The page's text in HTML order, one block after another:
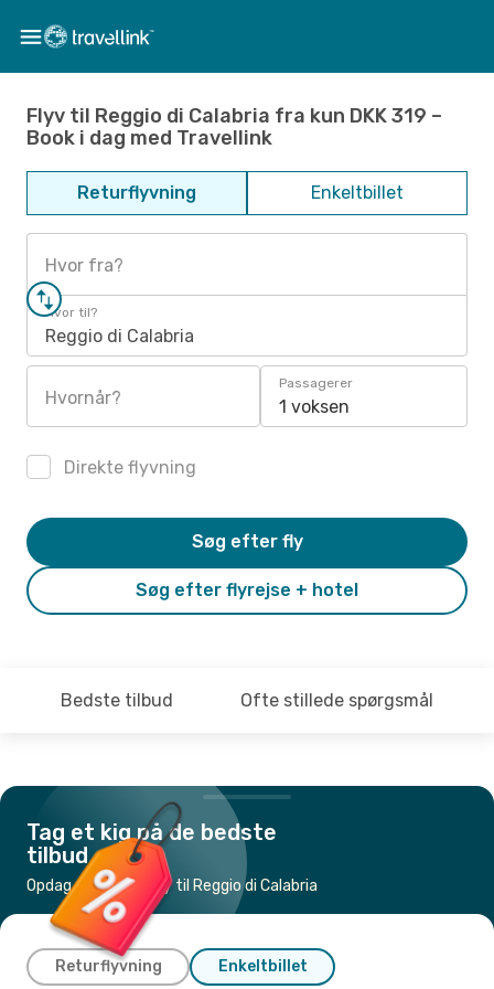
Flyv til Reggio di Calabria fra kun DKK 319 –
Book i dag med Travellink
Returflyvning Enkeltbillet
Hvor fra?
Hvor til?
Reggio di Calabria
Hvornår?
Passagerer
1 voksen
Direkte flyvning
Søg efter flyrejse + hotel
Søg efter fly
Bedste tilbud Ofte stillede spørgsmål
Tag et kig på de bedste
tilbud
Opdag de billigste fly til Reggio di Calabria
Returflyvning Enkeltbillet